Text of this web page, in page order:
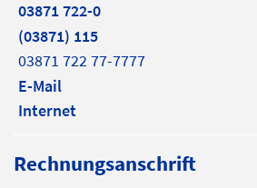
03871 722-0
(03871) 115
03871 722 77-7777
E-Mail
Internet
Rechnungsanschrift